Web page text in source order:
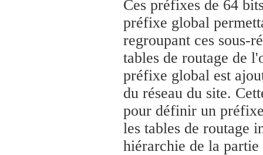
Ces préfixes de 64
préfixe global
regroupant ces sous-
tables de routage de
préfixe global est
du réseau du site.
pour définir un
les tables de routage
hiérarchie de la